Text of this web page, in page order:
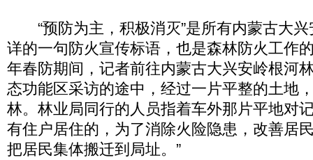
“预防为主，积极消灭”是所有内蒙古大兴
详的一句防火宣传标语，也是森林防火工作
年春防期间，记者前往内蒙古大兴安岭根河
态功能区采访的途中，经过一片平整的土地
林。林业局同行的人员指着车外那片平地对
有住户居住的，为了消除火险隐患，改善居
把居民集体搬迁到局址。”